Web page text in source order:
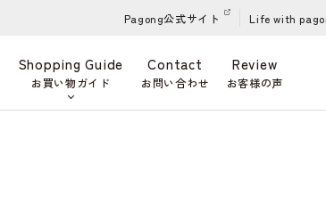
Pagong公式サイト Life with
Shopping Guide
お買い物ガイド
Contact
お問い合わせ
Review
お客様の声